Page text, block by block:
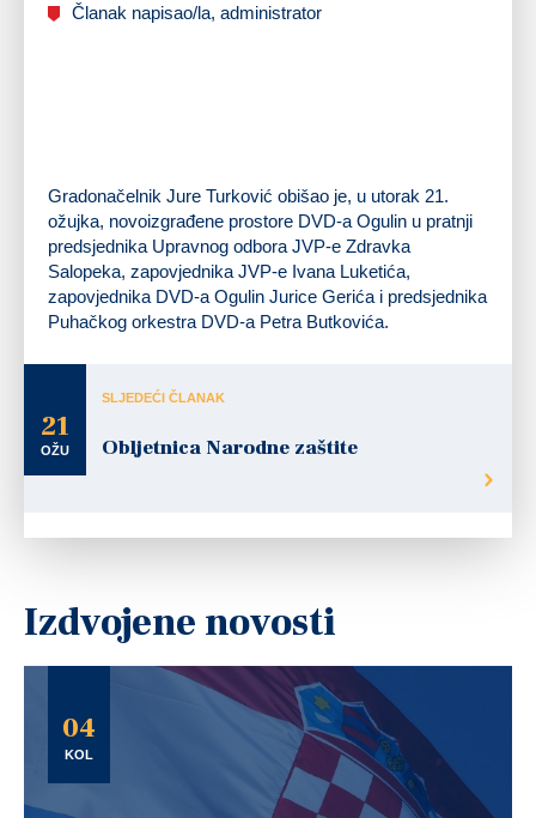
Članak napisao/la, administrator
Gradonačelnik Jure Turković obišao je, u utorak 21.
ožujka, novoizgrađene prostore DVD-a Ogulin u pratnji
predsjednika Upravnog odbora JVP-e Zdravka
Salopeka, zapovjednika JVP-e Ivana Luketića,
zapovjednika DVD-a Ogulin Jurice Gerića i predsjednika
Puhačkog orkestra DVD-a Petra Butkovića.
21
OŽU
SLJEDEĆI ČLANAK
Obljetnica Narodne zaštite
Izdvojene novosti
04
KOL